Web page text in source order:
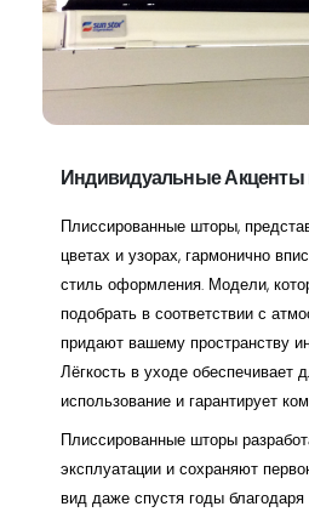
Индивидуальные Акценты
Плиссированные шторы,
цветах и узорах, гармонично
стиль оформления. Модели,
подобрать в соответствии с
придают вашему пространству
Лёгкость в уходе обеспечивает
использование и гарантирует
Плиссированные шторы
эксплуатации и сохраняют
вид даже спустя годы